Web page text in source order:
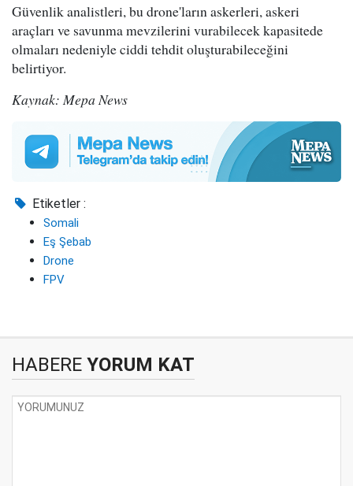
Güvenlik analistleri, bu drone'ların askerleri, askeri
araçları ve savunma mevzilerini vurabilecek kapasitede
olmaları nedeniyle ciddi tehdit oluşturabileceğini
belirtiyor.
Kaynak: Mepa News
Etiketler :
Somali
Eş Şebab
Drone
FPV
HABERE YORUM KAT